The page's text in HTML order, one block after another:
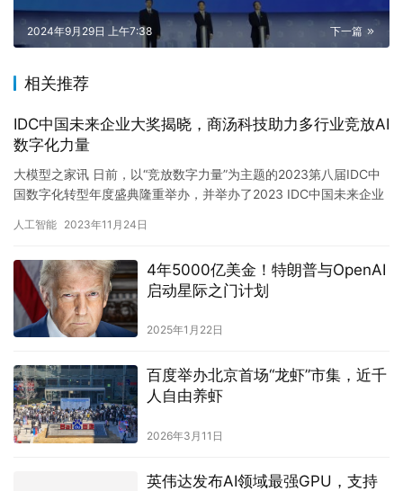
下一篇
2024年9月29日 上午7:38
相关推荐
IDC中国未来企业大奖揭晓，商汤科技助力多行业竞放AI
数字化力量
大模型之家讯 日前，以“竞放数字力量”为主题的2023第八届IDC中
国数字化转型年度盛典隆重举办，并举办了2023 IDC中国未来企业
人工智能 2023年11月24日
4年5000亿美金！特朗普与OpenAI
启动星际之门计划
2025年1月22日
百度举办北京首场“龙虾”市集，近千
人自由养虾
2026年3月11日
英伟达发布AI领域最强GPU，支持